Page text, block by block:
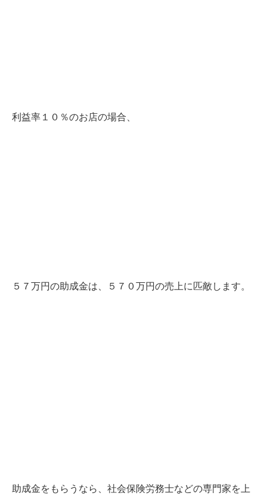
利益率１０％のお店の場合、
５７万円の助成金は、５７０万円の売上に匹敵します。
助成金をもらうなら、社会保険労務士などの専門家を上